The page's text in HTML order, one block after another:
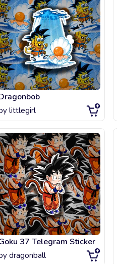
littlegirl
37 Telegram Sticker
dragonball